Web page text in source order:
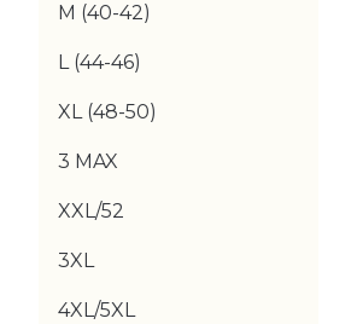
M (40-42)
L (44-46)
XL (48-50)
3 MAX
XXL/52
3XL
4XL/5XL